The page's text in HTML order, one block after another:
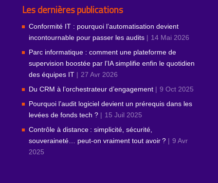
Les dernières publications
Conformité IT : pourquoi l’automatisation devient
incontournable pour passer les audits
14 Mai 2026
Parc informatique : comment une plateforme de
supervision boostée par l’IA simplifie enfin le quotidien
des équipes IT
27 Avr 2026
Du CRM à l’orchestrateur d’engagement
9 Oct 2025
Pourquoi l’audit logiciel devient un prérequis dans les
levées de fonds tech ?
15 Juil 2025
Contrôle à distance : simplicité, sécurité,
souveraineté… peut‑on vraiment tout avoir ?
9 Avr
2025